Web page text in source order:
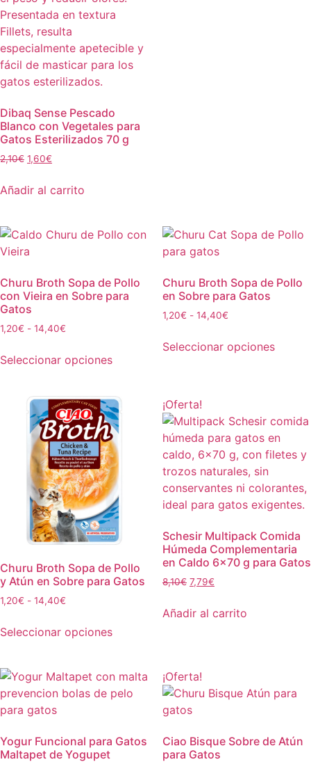
Dibaq Sense Pescado
Blanco con Vegetales para
Gatos Esterilizados 70 g
2,10€ 1,60€
Añadir al carrito
Churu Broth Sopa de Pollo
con Vieira en Sobre para
Gatos
1,20€ - 14,40€
Seleccionar opciones
Churu Broth Sopa de Pollo
en Sobre para Gatos
1,20€ - 14,40€
Seleccionar opciones
Churu Broth Sopa de Pollo
y Atún en Sobre para Gatos
1,20€ - 14,40€
Seleccionar opciones
¡Oferta!
Schesir Multipack Comida
Húmeda Complementaria
en Caldo 6×70 g para Gatos
8,10€ 7,79€
Añadir al carrito
Yogur Funcional para Gatos
Maltapet de Yogupet
¡Oferta!
Ciao Bisque Sobre de Atún
para Gatos